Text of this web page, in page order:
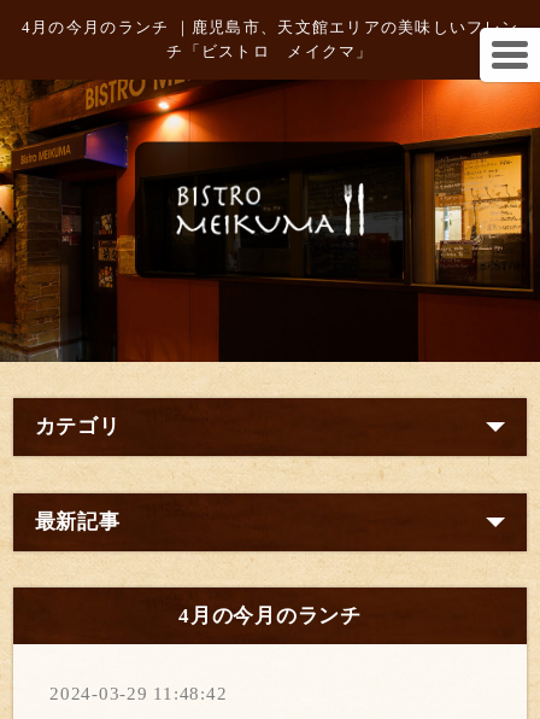
4月の今月のランチ ｜鹿児島市、天文館エリアの美味しいフレン
チ「ビストロ メイクマ」
カテゴリ
最新記事
4月の今月のランチ
2024-03-29 11:48:42